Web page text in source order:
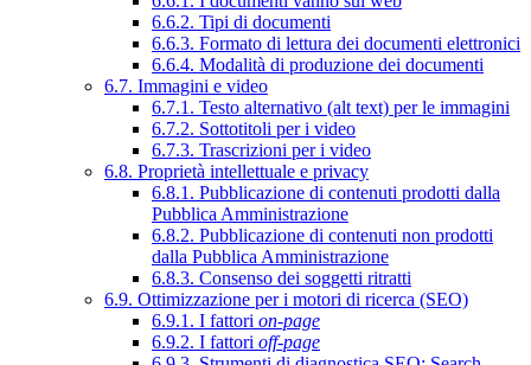
6.6.2. Tipi di documenti
6.6.3. Formato di lettura dei documenti elettronici
6.6.4. Modalità di produzione dei documenti
6.7. Immagini e video
6.7.1. Testo alternativo (alt text) per le immagini
6.7.2. Sottotitoli per i video
6.7.3. Trascrizioni per i video
6.8. Proprietà intellettuale e privacy
6.8.1. Pubblicazione di contenuti prodotti dalla
Pubblica Amministrazione
6.8.2. Pubblicazione di contenuti non prodotti
dalla Pubblica Amministrazione
6.8.3. Consenso dei soggetti ritratti
6.9. Ottimizzazione per i motori di ricerca (SEO)
6.9.1. I fattori on-page
6.9.2. I fattori off-page